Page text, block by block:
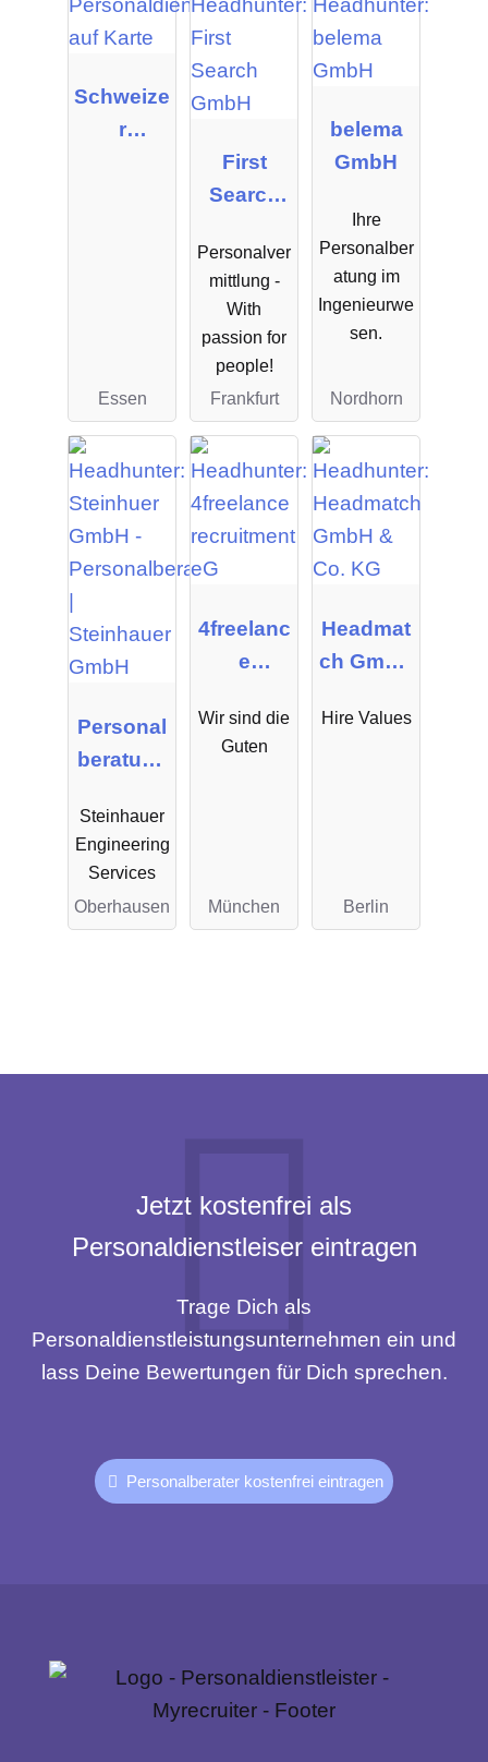
Schweize
r
Essen
First
Search
Personalver
mittlung -
With
passion for
people!
Frankfurt
belema
GmbH
Ihre
Personalber
atung im
Ingenieurwe
sen.
Nordhorn
Personal
beratung
Steinhau
er GmbH
Steinhauer
Engineering
Services
Oberhausen
4freelanc
e
nt eG
Wir sind die
Guten
München
Headmat
ch GmbH
Hire Values
Berlin
Jetzt kostenfrei als
Personaldienstleiser eintragen
Trage Dich als
Personaldienstleistungsunternehmen ein und
lass Deine Bewertungen für Dich sprechen.
Personalberater kostenfrei eintragen